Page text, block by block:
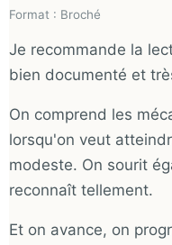
Format : Broché
Je recommande la
bien documenté et
On comprend les
lorsqu'on veut
modeste. On sourit
reconnaît tellement.
Et on avance, on